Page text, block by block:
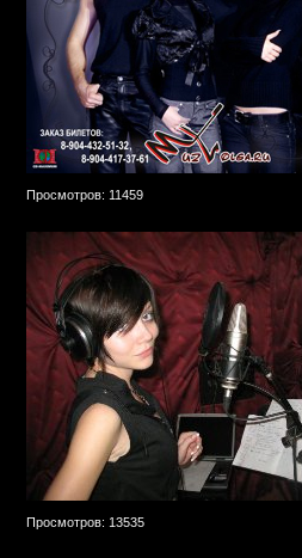
Просмотров: 11459
Просмотров: 13535